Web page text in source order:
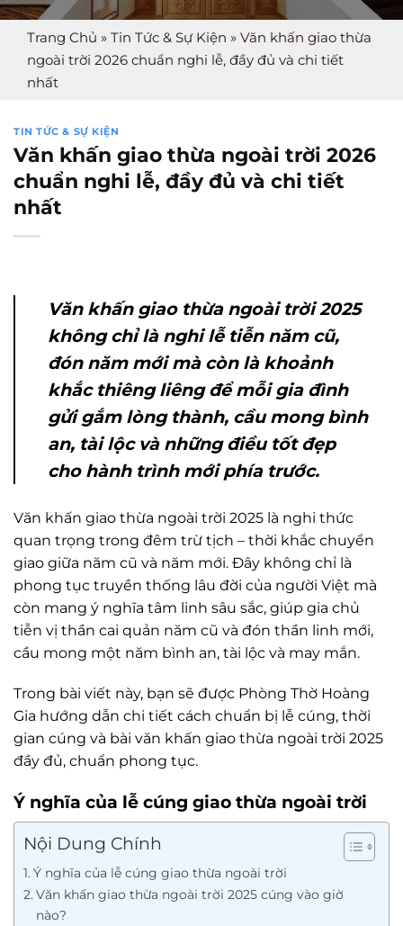
Trang Chủ » Tin Tức & Sự Kiện » Văn khấn giao thừa
ngoài trời 2026 chuẩn nghi lễ, đầy đủ và chi tiết
nhất
TIN TỨC & SỰ KIỆN
Văn khấn giao thừa ngoài trời 2026
chuẩn nghi lễ, đầy đủ và chi tiết
nhất
Văn khấn giao thừa ngoài trời 2025
không chỉ là nghi lễ tiễn năm cũ,
đón năm mới mà còn là khoảnh
khắc thiêng liêng để mỗi gia đình
gửi gắm lòng thành, cầu mong bình
an, tài lộc và những điều tốt đẹp
cho hành trình mới phía trước.
Văn khấn giao thừa ngoài trời 2025 là nghi thức
quan trọng trong đêm trừ tịch – thời khắc chuyển
giao giữa năm cũ và năm mới. Đây không chỉ là
phong tục truyền thống lâu đời của người Việt mà
còn mang ý nghĩa tâm linh sâu sắc, giúp gia chủ
tiễn vị thần cai quản năm cũ và đón thần linh mới,
cầu mong một năm bình an, tài lộc và may mắn.
Trong bài viết này, bạn sẽ được Phòng Thờ Hoàng
Gia hướng dẫn chi tiết cách chuẩn bị lễ cúng, thời
gian cúng và bài văn khấn giao thừa ngoài trời 2025
đầy đủ, chuẩn phong tục.
Ý nghĩa của lễ cúng giao thừa ngoài trời
Nội Dung Chính
Ý nghĩa của lễ cúng giao thừa ngoài trời
Văn khấn giao thừa ngoài trời 2025 cúng vào giờ
nào?